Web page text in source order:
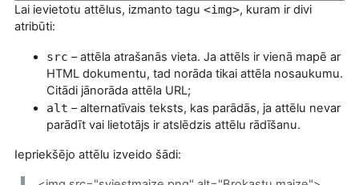
Lai ievietotu attēlus, izmanto tagu <img>, kuram ir divi
atribūti:
src – attēla atrašanās vieta. Ja attēls ir vienā mapē ar
HTML dokumentu, tad norāda tikai attēla nosaukumu.
Citādi jānorāda attēla URL;
alt – alternatīvais teksts, kas parādās, ja attēlu nevar
parādīt vai lietotājs ir atslēdzis attēlu rādīšanu.
Iepriekšējo attēlu izveido šādi: